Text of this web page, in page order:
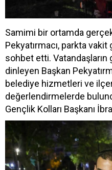
Samimi bir ortamda
Pekyatırmacı, parkta
sohbet etti.
dinleyen Başkan
belediye hizmetleri ve
değerlendirmelerde
Gençlik Kolları Başkanı